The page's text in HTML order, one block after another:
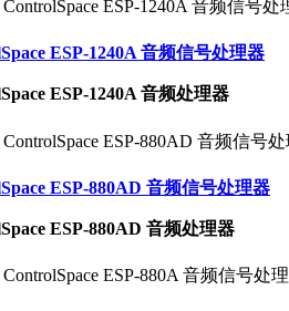
ESP-1240A 音频信号处理器
ESP-1240A 音频处理器
ESP-880AD 音频信号处理器
ESP-880AD 音频处理器